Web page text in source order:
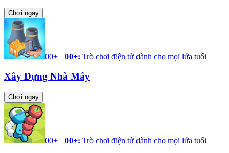
Chơi ngay
00+ 00+: Trò chơi điện tử dành cho mọi lứa tuổi
Xây Dựng Nhà Máy
Chơi ngay
00+ 00+: Trò chơi điện tử dành cho mọi lứa tuổi